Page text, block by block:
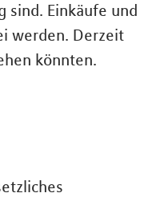
sind. Einkäufe und
werden. Derzeit
könnten.